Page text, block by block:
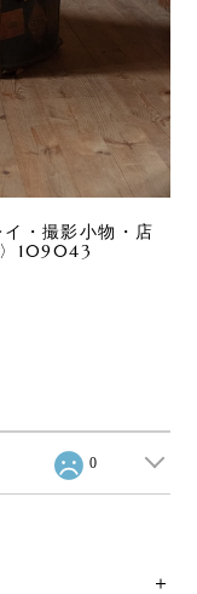
・撮影小物・店
〉109043
0